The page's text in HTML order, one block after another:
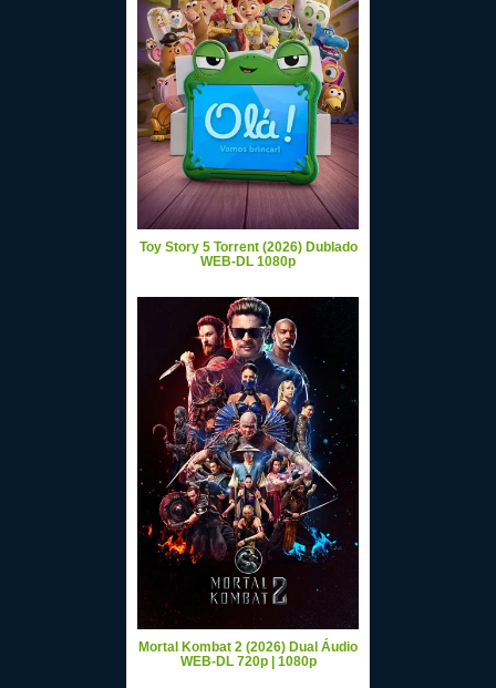
Toy Story 5 Torrent (2026) Dublado
WEB-DL 1080p
Mortal Kombat 2 (2026) Dual Áudio
WEB-DL 720p | 1080p